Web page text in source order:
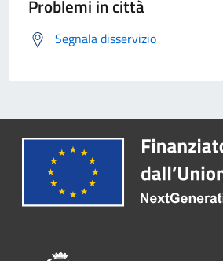
Problemi in città
Segnala disservizio